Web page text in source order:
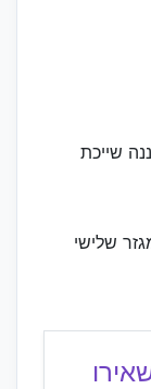
שייכת
שלישי